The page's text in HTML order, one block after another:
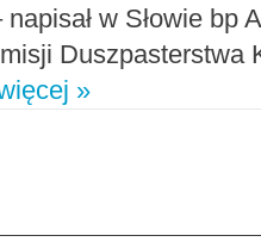
w Słowie bp
Duszpasterstwa
»